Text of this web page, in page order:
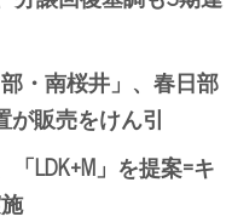
・南桜井」、春日部
が販売をけん引
LDK+M」を提案=キ